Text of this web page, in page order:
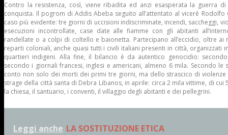
Contro la resistenza, così, viene ribadita ed anzi esasperata la guerra
conquista. Il pogrom di Addis Abeba seguito all’attentato al viceré
caso più evidente: tre giorni di uccisioni indiscriminate, incendi, saccheggi,
esecuzioni incontrollate, case date alle fiamme con gli abitanti
randellate o a colpi di coltello e baionetta. Partecipano all’eccidio, oltre
reparti coloniali, anche quasi tutti i civili italiani presenti in città, organizzati
quartieri indigeni. Alla fine, il bilancio è da autentico genocidio:
secondo i giornali francesi, inglesi e americani, almeno 6 mila. Secondo
conto non solo dei morti dei primi tre giorni, ma dello strascico di
strage della città santa di Debra Libanos, in aprile: circa 2 mila vittime, di
la chiesa, il santuario, i conventi, il villaggio degli abitanti e dei pellegrini.
Leggi anche LA SOSTITUZIONE ETICA